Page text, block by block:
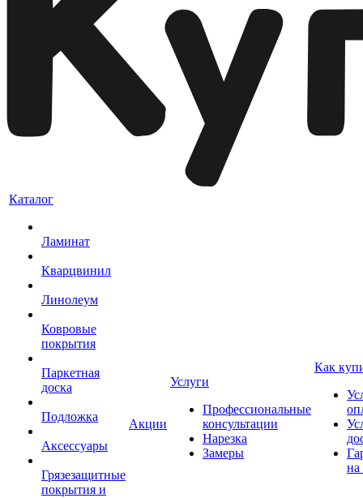
Каталог
Ламинат
Кварцвинил
Линолеум
Ковровые
покрытия
Паркетная
доска
Подложка
Аксессуары
Грязезащитные
покрытия и
Акции
Услуги
Профессиональные
консультации
Нарезка
Замеры
Как
на